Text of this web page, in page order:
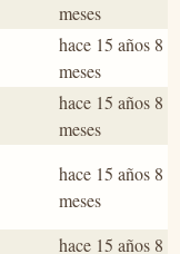
meses
hace 15 años 8
meses
hace 15 años 8
meses
hace 15 años 8
meses
hace 15 años 8